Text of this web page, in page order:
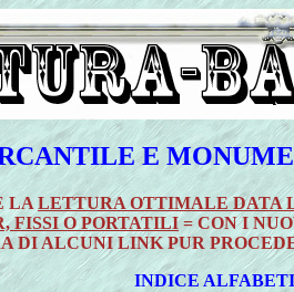
E
LA LETTURA OTTIMALE DATA
FISSI O PORTATILI= CON I
DI ALCUNI LINK PUR
INDICE